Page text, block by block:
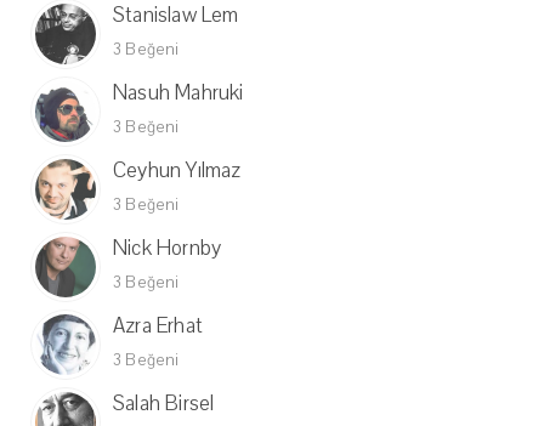
Stanislaw Lem
3 Beğeni
Nasuh Mahruki
3 Beğeni
Ceyhun Yılmaz
3 Beğeni
Nick Hornby
3 Beğeni
Azra Erhat
3 Beğeni
Salah Birsel